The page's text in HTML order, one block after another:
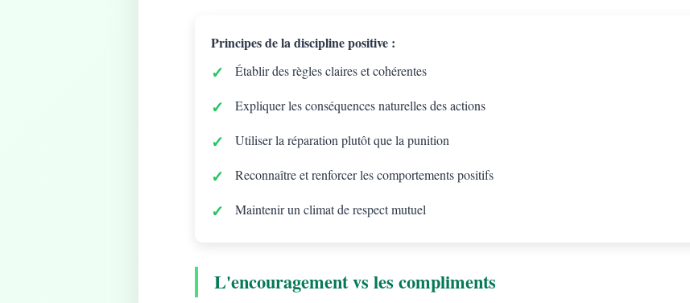
Principes de la discipline positive :
Établir des règles claires et cohérentes
Expliquer les conséquences naturelles des actions
Utiliser la réparation plutôt que la punition
Reconnaître et renforcer les comportements positifs
Maintenir un climat de respect mutuel
L'encouragement vs les compliments